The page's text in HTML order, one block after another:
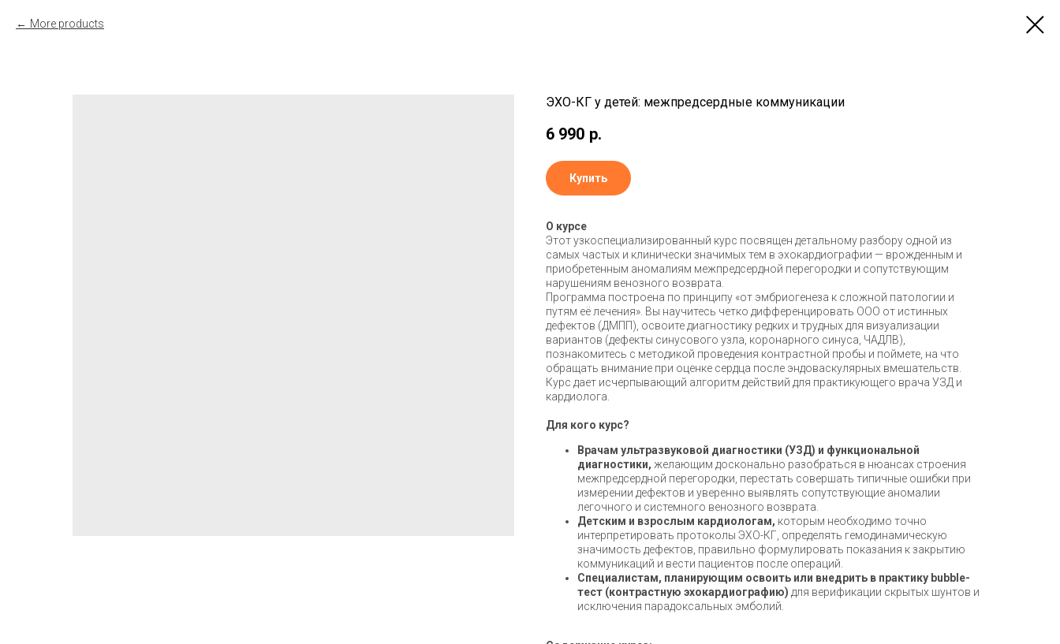
More products
ЭХО-КГ у детей: межпредсердные коммуникации
6 990 р.
Купить
О курсе
Этот узкоспециализированный курс посвящен детальному разбору одной из
самых частых и клинически значимых тем в эхокардиографии — врожденным и
приобретенным аномалиям межпредсердной перегородки и сопутствующим
нарушениям венозного возврата.
Программа построена по принципу «от эмбриогенеза к сложной патологии и
путям её лечения». Вы научитесь четко дифференцировать ООО от истинных
дефектов (ДМПП), освоите диагностику редких и трудных для визуализации
вариантов (дефекты синусового узла, коронарного синуса, ЧАДЛВ),
познакомитесь с методикой проведения контрастной пробы и поймете, на что
обращать внимание при оценке сердца после эндоваскулярных вмешательств.
Курс дает исчерпывающий алгоритм действий для практикующего врача УЗД и
кардиолога.
Для кого курс?
Врачам ультразвуковой диагностики (УЗД) и функциональной
диагностики, желающим досконально разобраться в нюансах строения
межпредсердной перегородки, перестать совершать типичные ошибки при
измерении дефектов и уверенно выявлять сопутствующие аномалии
легочного и системного венозного возврата.
Детским и взрослым кардиологам, которым необходимо точно
интерпретировать протоколы ЭХО-КГ, определять гемодинамическую
значимость дефектов, правильно формулировать показания к закрытию
коммуникаций и вести пациентов после операций.
Специалистам, планирующим освоить или внедрить в практику bubble-
тест (контрастную эхокардиографию) для верификации скрытых шунтов и
исключения парадоксальных эмболий.